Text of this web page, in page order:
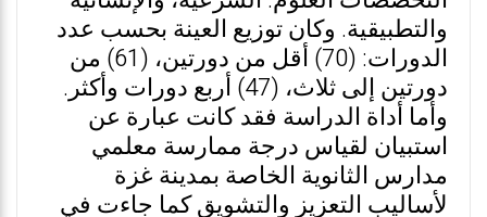
والتطبيقية. وكان توزيع العينة بحسب عدد
الدورات: (70) أقل من دورتين، (61) من
دورتين إلى ثلاث، (47) أربع دورات وأكثر.
وأما أداة الدراسة فقد كانت عبارة عن
استبيان لقياس درجة ممارسة معلمي
مدارس الثانوية الخاصة بمدينة غزة
لأساليب التعزيز والتشويق كما جاءت في